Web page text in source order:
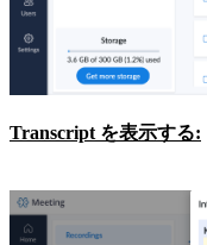
Transcript を表示する: